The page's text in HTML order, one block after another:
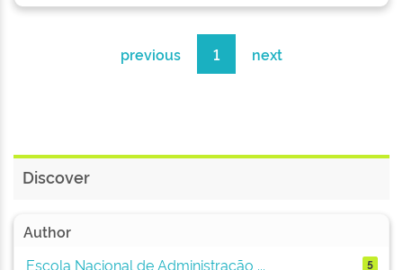
previous 1 next
Discover
Author
Escola Nacional de Administração ...
5